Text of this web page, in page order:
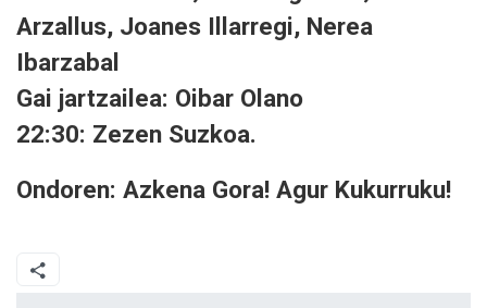
Arzallus, Joanes Illarregi, Nerea
Ibarzabal
Gai jartzailea: Oibar Olano
22:30: Zezen Suzkoa.
Ondoren: Azkena Gora! Agur Kukurruku!